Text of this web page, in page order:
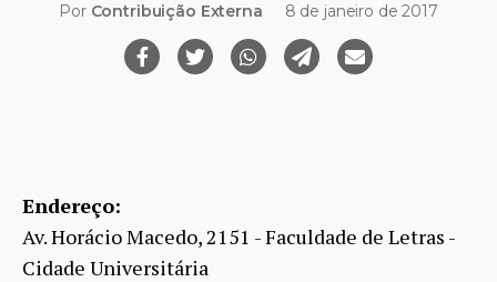
Por Contribuição Externa 8 de janeiro de 2017
Endereço:
Av. Horácio Macedo, 2151 - Faculdade de Letras -
Cidade Universitária